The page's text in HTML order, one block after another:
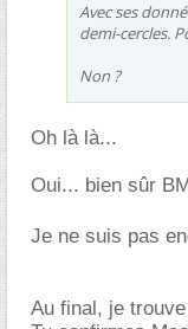
Avec ses
demi-cercles.
Non ?
Oh là là...
Oui... bien sûr
Je ne suis pas
Au final, je trouve